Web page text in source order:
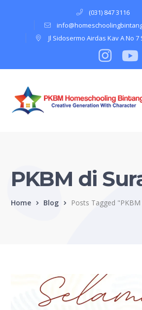
(031) 847 3116
Jl Sidosermo Airdas Kav A No
PKBM di
Home Blog Posts Tagged